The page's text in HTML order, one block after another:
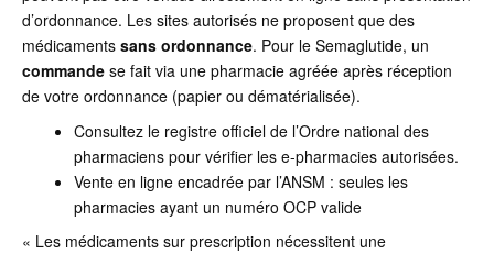
d’ordonnance. Les sites autorisés ne proposent que des
médicaments sans ordonnance. Pour le Semaglutide, un
commande se fait via une pharmacie agréée après réception
de votre ordonnance (papier ou dématérialisée).
Consultez le registre officiel de l’Ordre national des
pharmaciens pour vérifier les e-pharmacies autorisées.
Vente en ligne encadrée par l’ANSM : seules les
pharmacies ayant un numéro OCP valide
« Les médicaments sur prescription nécessitent une